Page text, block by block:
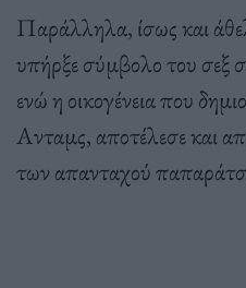
Παράλληλα, ίσως και
υπήρξε σύμβολο του σεξ
ενώ η οικογένεια που
Ανταμς, αποτέλεσε και
των απανταχού